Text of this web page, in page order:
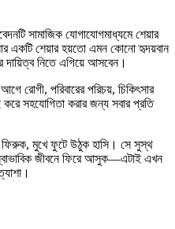
সামাজিক যোগাযোগমাধ্যমে শেয়ার
একটি শেয়ার হয়তো এমন কোনো হৃদয়বান
দায়িত্ব নিতে এগিয়ে আসবেন।
রোগী, পরিবারের পরিচয়, চিকিৎসার
সহযোগিতা করার জন্য সবার প্রতি
ফিরুক, মুখে ফুটে উঠুক হাসি। সে সুস্থ
জীবনে ফিরে আসুক—এটাই এখন